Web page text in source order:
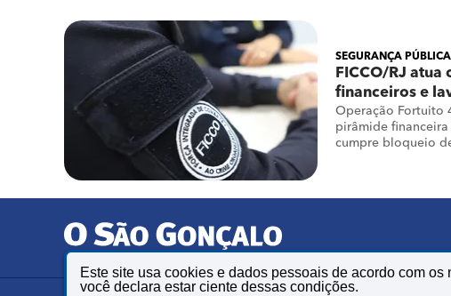
SEGURANÇA PÚBLICA
FICCO/RJ
financeiros e
Operação Fortuito
pirâmide
cumpre bloqueio
Este site usa cookies e dados pessoais de acordo com os
você declara estar ciente dessas condições.